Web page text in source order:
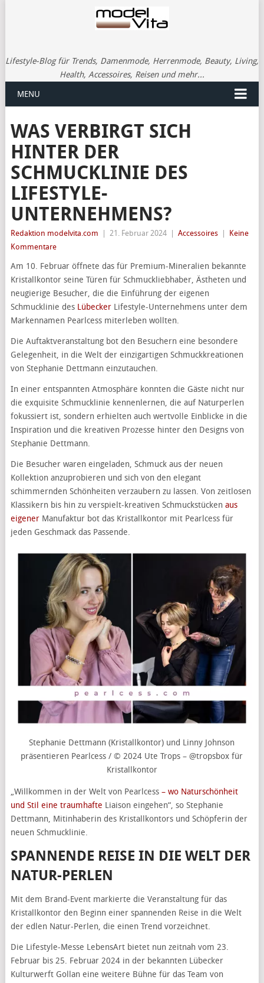
Lifestyle-Blog für Trends, Damenmode, Herrenmode, Beauty, Living,
Health, Accessoires, Reisen und mehr...
MENU
WAS VERBIRGT SICH
HINTER DER
SCHMUCKLINIE DES
LIFESTYLE-
UNTERNEHMENS?
Redaktion modelvita.com 21. Februar 2024 Accessoires
Keine
Kommentare
Am 10. Februar öffnete das für Premium-Mineralien bekannte
Kristallkontor seine Türen für Schmuckliebhaber, Ästheten und
neugierige Besucher, die die Einführung der eigenen
Schmucklinie des LübeckerLifestyle-Unternehmens unter dem
Markennamen Pearlcess miterleben wollten.
Die Auftaktveranstaltung bot den Besuchern eine besondere
Gelegenheit, in die Welt der einzigartigen Schmuckkreationen
von Stephanie Dettmann einzutauchen.
In einer entspannten Atmosphäre konnten die Gäste nicht nur
die exquisite Schmucklinie kennenlernen, die auf Naturperlen
fokussiert ist, sondern erhielten auch wertvolle Einblicke in die
Inspiration und die kreativen Prozesse hinter den Designs von
Stephanie Dettmann.
Die Besucher waren eingeladen, Schmuck aus der neuen
Kollektion anzuprobieren und sich von den elegant
schimmernden Schönheiten verzaubern zu lassen. Von zeitlosen
Klassikern bis hin zu verspielt-kreativen Schmuckstücken aus
eigenerManufaktur bot das Kristallkontor mit Pearlcess für
jeden Geschmack das Passende.
Stephanie Dettmann (Kristallkontor) und Linny Johnson
präsentieren Pearlcess / © 2024 Ute Trops – @tropsbox für
Kristallkontor
„Willkommen in der Welt von Pearlcess – wo Naturschönheit
und Stil eine traumhafte Liaison eingehen“, so Stephanie
Dettmann, Mitinhaberin des Kristallkontors und Schöpferin der
neuen Schmucklinie.
SPANNENDE REISE IN DIE WELT DER
NATUR-PERLEN
Mit dem Brand-Event markierte die Veranstaltung für das
Kristallkontor den Beginn einer spannenden Reise in die Welt
der edlen Natur-Perlen, die einen Trend vorzeichnet.
Die Lifestyle-Messe LebensArt bietet nun zeitnah vom 23.
Februar bis 25. Februar 2024 in der bekannten Lübecker
Kulturwerft Gollan eine weitere Bühne für das Team von